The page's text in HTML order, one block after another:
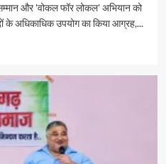
और 'वोकल फॉर लोकल' अभियान को
के अधिकाधिक उपयोग का किया आग्रह,...